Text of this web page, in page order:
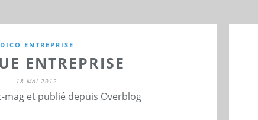
DICO ENTREPRISE
ENTREPRISE
18 MAI 2012
mag et publié depuis Overblog